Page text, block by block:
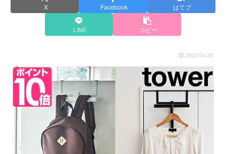
X Facebook はてブ
LINE コピー
2022.04.28